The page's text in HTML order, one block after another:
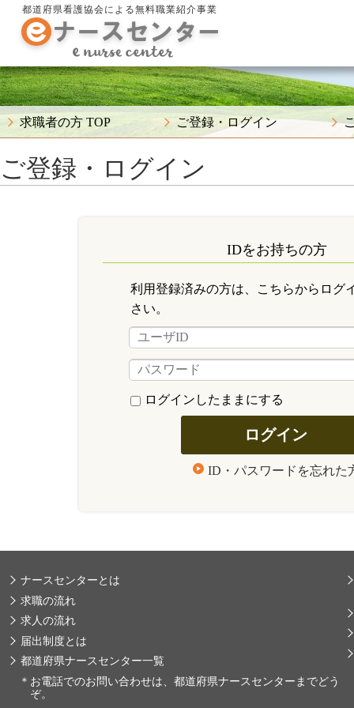
都道府県看護協会による無料職業紹介事業
求職者の方 TOP ご登録・ログイン
ご登録・ログイン
IDをお持ちの方
利用登録済みの方は、こちらからログ
さい。
ログインしたままにする
ID・パスワードを忘れた
ナースセンターとは
求職の流れ
求人の流れ
届出制度とは
都道府県ナースセンター一覧
＊ お電話でのお問い合わせは、都道府県ナースセンターまでどう
ぞ。